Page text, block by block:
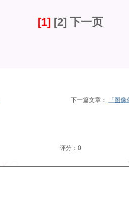
[1] [2] 下一页
下一篇文章： 「图
评分： 0